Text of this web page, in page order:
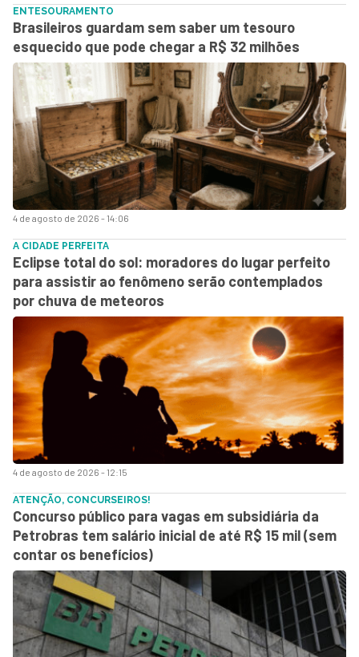
4 de agosto de 2026 - 14:06
ENTESOURAMENTO
Brasileiros guardam sem saber um tesouro
esquecido que pode chegar a R$ 32 milhões
4 de agosto de 2026 - 12:15
A CIDADE PERFEITA
Eclipse total do sol: moradores do lugar perfeito
para assistir ao fenômeno serão contemplados
por chuva de meteoros
ATENÇÃO, CONCURSEIROS!
Concurso público para vagas em subsidiária da
Petrobras tem salário inicial de até R$ 15 mil (sem
contar os benefícios)